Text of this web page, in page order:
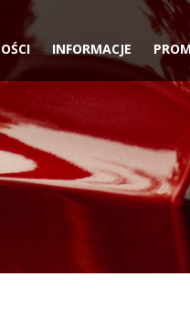
INFORMACJE